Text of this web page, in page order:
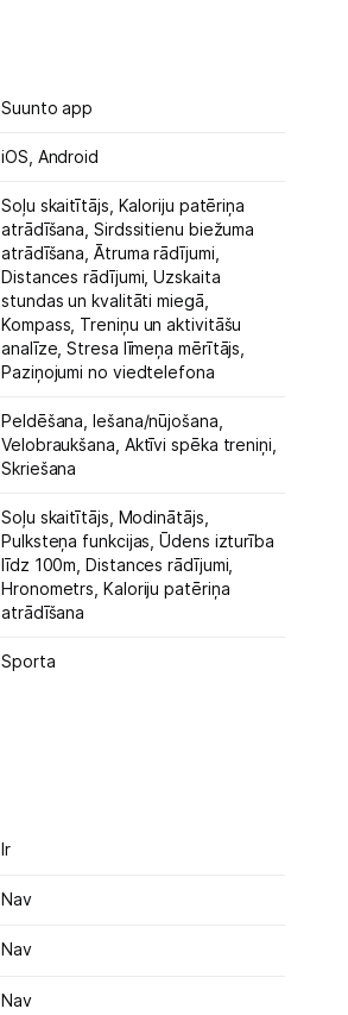
GPS
Ražotāju
Vēlmju saraksts
Blogs
Tehnikas izvešana
Suunto app
iOS, Android
Soļu skaitītājs, Kaloriju patēriņa
atrādīšana, Sirdssitienu biežuma
atrādīšana, Ātruma rādījumi,
Distances rādījumi,Uzskaita
stundas un kvalitāti miegā,
Kompass, Treniņu un aktivitāšu
analīze,Stresa līmeņa mērītājs,
Paziņojumi no viedtelefona
Peldēšana,Iešana/nūjošana,
Velobraukšana, Aktīvi spēka treniņi,
Skriešana
Soļu skaitītājs, Modinātājs,
Pulksteņa funkcijas,Ūdens izturība
līdz 100m,Distances rādījumi,
Hronometrs, Kaloriju patēriņa
atrādīšana
Sporta
Ir
Nav
Nav
Nav